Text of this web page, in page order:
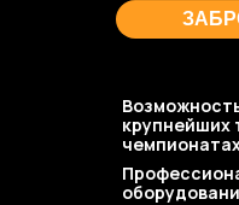
крупнейших